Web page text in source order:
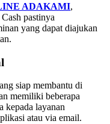
ADAKAMI,
pastinya
yang dapat diajukan
siap membantu di
memiliki beberapa
kepada layanan
atau via email.